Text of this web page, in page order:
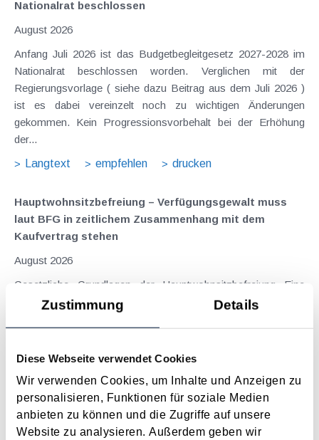
Zustimmung Details
Diese Webseite verwendet Cookies
Wir verwenden Cookies, um Inhalte und Anzeigen zu
personalisieren, Funktionen für soziale Medien
anbieten zu können und die Zugriffe auf unsere
Website zu analysieren. Außerdem geben wir
Nationalrat beschlossen
August 2026
Anfang Juli 2026 ist das Budgetbegleitgesetz 2027-2028 im
Nationalrat beschlossen worden. Verglichen mit der
Regierungsvorlage ( siehe dazu Beitrag aus dem Juli 2026 )
ist es dabei vereinzelt noch zu wichtigen Änderungen
gekommen. Kein Progressionsvorbehalt bei der Erhöhung
der...
Langtext
empfehlen drucken
Hauptwohnsitz​­befreiung – Verfügungsgewalt muss
laut BFG in zeitlichem Zusammenhang mit dem
Kaufvertrag stehen
August 2026
Gesetzliche Grundlagen der Hauptwohnsitzbefreiung Eine
Ausnahme von der bei privaten Grundstücksveräußerungen
Hauptwohnsitzbefreiung erfüllt sind....
Langtext
empfehlen drucken
Tagesgelder auch bei eintägiger Reise ohne
Nächtigung